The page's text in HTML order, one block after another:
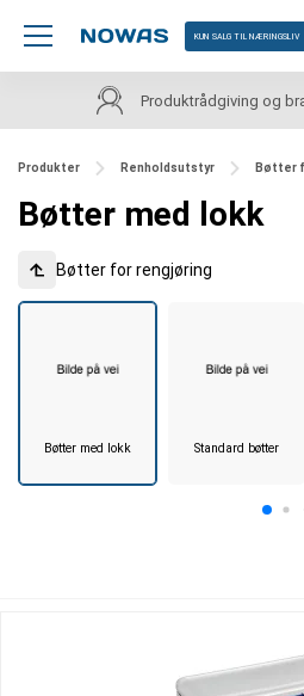
KUN SALG TIL NÆRINGSLIV
Produktrådgiving og
Produkter Renholdsutstyr Bøtter
Bøtter med lokk
Bøtter for rengjøring
Bøtter med lokk Standard bøtter